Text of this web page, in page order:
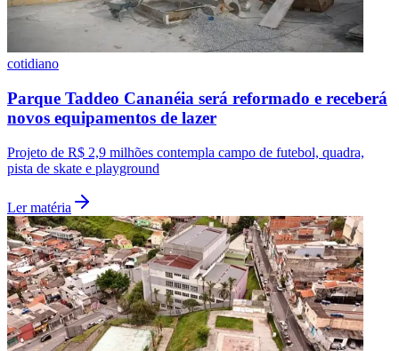
Vasco
cotidiano
Parque Taddeo Cananéia será reformado e receberá
novos equipamentos de lazer
Projeto de R$ 2,9 milhões contempla campo de futebol, quadra,
pista de skate e playground
Ler matéria